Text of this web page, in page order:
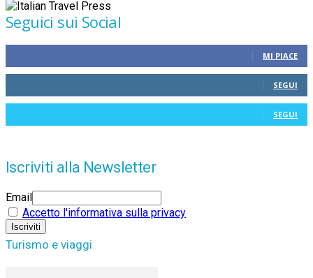
Seguici sui Social
MI PIACE
SEGUI
SEGUI
Iscriviti alla Newsletter
Email
Accetto l'informativa sulla privacy
Turismo e viaggi